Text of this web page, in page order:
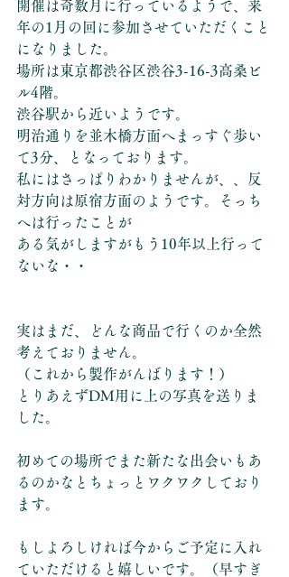
開催は奇数月に行っているようで、来
年の1月の回に参加させていただくこと
になりました。
場所は東京都渋谷区渋谷3-16-3高桑ビ
ル4階。
渋谷駅から近いようです。
明治通りを並木橋方面へまっすぐ歩い
て3分、となっております。
私にはさっぱりわかりませんが、、反
対方向は原宿方面のようです。そっち
へは行ったことが
ある気がしますがもう10年以上行って
ないな・・
実はまだ、どんな商品で行くのか全然
考えておりません。
（これから製作がんばります！）
とりあえずDM用に上の写真を送りま
した。
初めての場所でまた新たな出会いもあ
るのかなとちょっとワクワクしており
ます。
もしよろしければ今からご予定に入れ
ていただけると嬉しいです。（早すぎ